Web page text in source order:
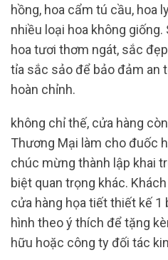
hồng, hoa cẩm tú cầu, hoa
nhiều loại hoa không
hoa tươi thơm ngát, sắc
tỉa sắc sảo để bảo đảm an
hoàn chỉnh.
không chỉ thế, cửa hàng
Thương Mại làm cho đuốc
chúc mừng thành lập khai
biệt quan trọng khác.
cửa hàng họa tiết thiết kế 1
hình theo ý thích để tặng
hữu hoặc công ty đối tác